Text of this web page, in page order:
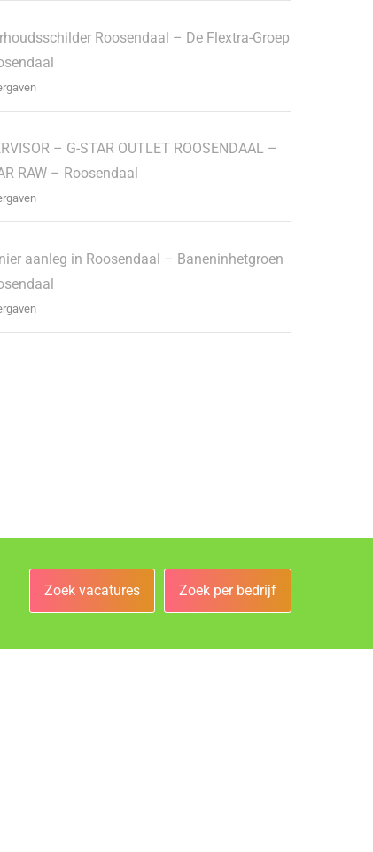
Roosendaal – De Flextra-Groep
– G-STAR OUTLET ROOSENDAAL –
RAW – Roosendaal
aanleg in Roosendaal – Baneninhetgroen
Zoek vacatures Zoek per bedrijf